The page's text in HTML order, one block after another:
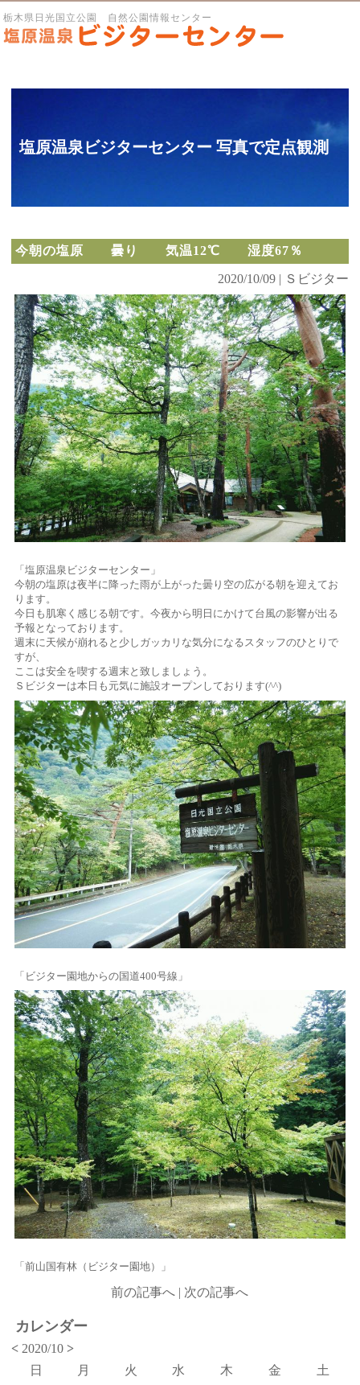
栃木県日光国立公園 自然公園情報センター
塩原温泉ビジターセンター 写真で定点観測
今朝の塩原 曇り 気温12℃ 湿度67％
2020/10/09 | Ｓビジター
「塩原温泉ビジターセンター」
今朝の塩原は夜半に降った雨が上がった曇り空の広がる朝を迎えてお
ります。
今日も肌寒く感じる朝です。今夜から明日にかけて台風の影響が出る
予報となっております。
週末に天候が崩れると少しガッカリな気分になるスタッフのひとりで
すが、
ここは安全を喫する週末と致しましょう。
Ｓビジターは本日も元気に施設オープンしております(^^)
「ビジター園地からの国道400号線」
「前山国有林（ビジター園地）」
前の記事へ | 次の記事へ
カレンダー
< 2020/10>
日
月 火 水 木 金
土